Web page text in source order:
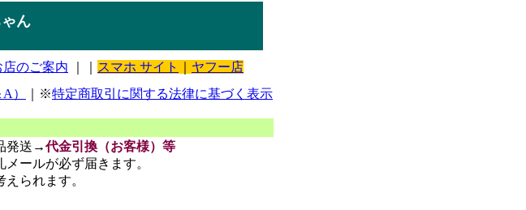
ん
店のご案内 スマホ サイト
ヤフー店
） ｜※特定商取引に関する法律に基づく表示
発送→代金引換（お客様）等
ールが必ず届きます。
られます。